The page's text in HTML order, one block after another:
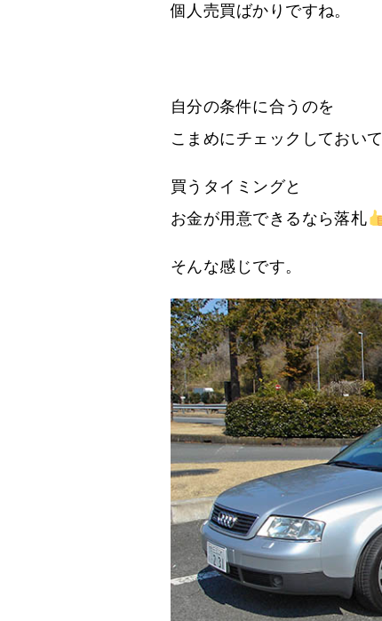
個人売買ばかりですね。
自分の条件に合うのを
こまめにチェックしておいて
買うタイミングと
お金が用意できるなら落札
そんな感じです。